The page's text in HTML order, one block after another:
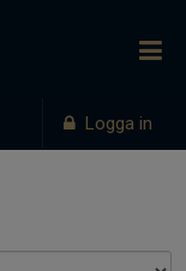
Logga in